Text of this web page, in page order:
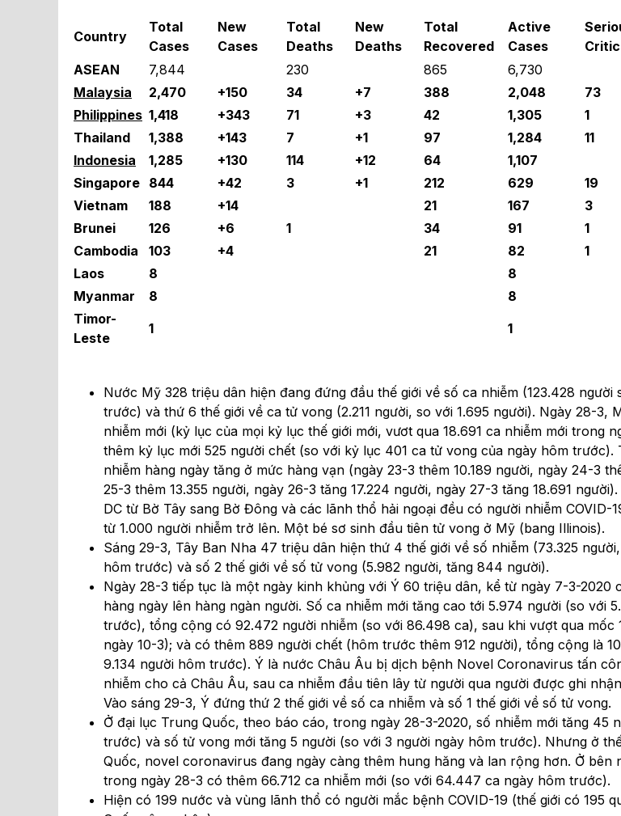
Country
Total
Cases
New
Cases
Total
Deaths
New
Deaths
Total
Recovered
Active
Cases
ASEAN
7,844 230 865
6,730
Malaysia
2,470 +150 34 +7 388 2,048 73
Philippines 1,418 +343 71 +3 42 1,305 1
Thailand
1,388 +143 7 +1 97 1,284 11
Indonesia
1,285 +130 114 +12 64 1,107
Singapore 844 +42 3 +1 212 629 19
Vietnam
188 +14 21 167 3
Brunei
126 +6 1 34 91 1
Cambodia
103 +4 21 82 1
Laos
8 8
Myanmar
8 8
Timor-
Leste
1 1
Nước Mỹ 328 triệu dân hiện đang đứng đầu thế giới về số ca nhiễm (123.428 người
trước) và thứ 6 thế giới về ca tử vong (2.211 người, so với 1.695 người). Ngày 28-3,
nhiễm mới (kỷ lục của mọi kỷ lục thế giới mới, vươt qua 18.691 ca nhiễm mới trong
thêm kỷ lục mới 525 người chết (so với kỷ lục 401 ca tử vong của ngày hôm trước).
nhiễm hàng ngày tăng ở mức hàng vạn (ngày 23-3 thêm 10.189 người, ngày 24-3
25-3 thêm 13.355 người, ngày 26-3 tăng 17.224 người, ngày 27-3 tăng 18.691
DC từ Bờ Tây sang Bờ Đông và các lãnh thổ hải ngoại đều có người nhiễm COVID-
từ 1.000 người nhiễm trở lên. Một bé sơ sinh đầu tiên tử vong ở Mỹ (bang Illinois).
Sáng 29-3, Tây Ban Nha 47 triệu dân hiện thứ 4 thế giới về số nhiễm (73.325
hôm trước) và số 2 thế giới về số tử vong (5.982 người, tăng 844 người).
Ngày 28-3 tiếp tục là một ngày kinh khủng với Ý 60 triệu dân, kể từ ngày 7-3-2020
hàng ngày lên hàng ngàn người. Số ca nhiễm mới tăng cao tới 5.974 người (so với
trước), tổng cộng có 92.472 người nhiễm (so với 86.498 ca), sau khi vượt qua mốc
ngày 10-3); và có thêm 889 người chết (hôm trước thêm 912 người), tổng cộng là
9.134 người hôm trước). Ý là nước Châu Âu bị dịch bệnh Novel Coronavirus tấn
nhiễm cho cả Châu Âu, sau ca nhiễm đầu tiên lây từ người qua người được ghi
Vào sáng 29-3, Ý đứng thứ 2 thế giới về số ca nhiễm và số 1 thế giới về số tử vong.
Ở đại lục Trung Quốc, theo báo cáo, trong ngày 28-3-2020, số nhiễm mới tăng 45
trước) và số tử vong mới tăng 5 người (so với 3 người ngày hôm trước). Nhưng ở
Quốc, novel coronavirus đang ngày càng thêm hung hăng và lan rộng hơn. Ở bên
trong ngày 28-3 có thêm 66.712 ca nhiễm mới (so với 64.447 ca ngày hôm trước).
Hiện có 199 nước và vùng lãnh thổ có người mắc bệnh COVID-19 (thế giới có 195